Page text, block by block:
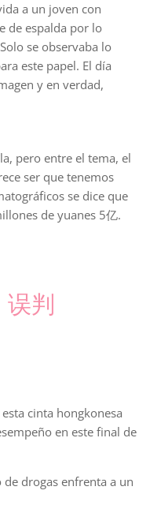
a un joven con
de espalda por lo
se observaba lo
este papel. El día
y en verdad,
pero entre el tema, el
ser que tenemos
se dice que
de yuanes 5亿.
误判
esta cinta hongkonesa
en este final de
drogas enfrenta a un